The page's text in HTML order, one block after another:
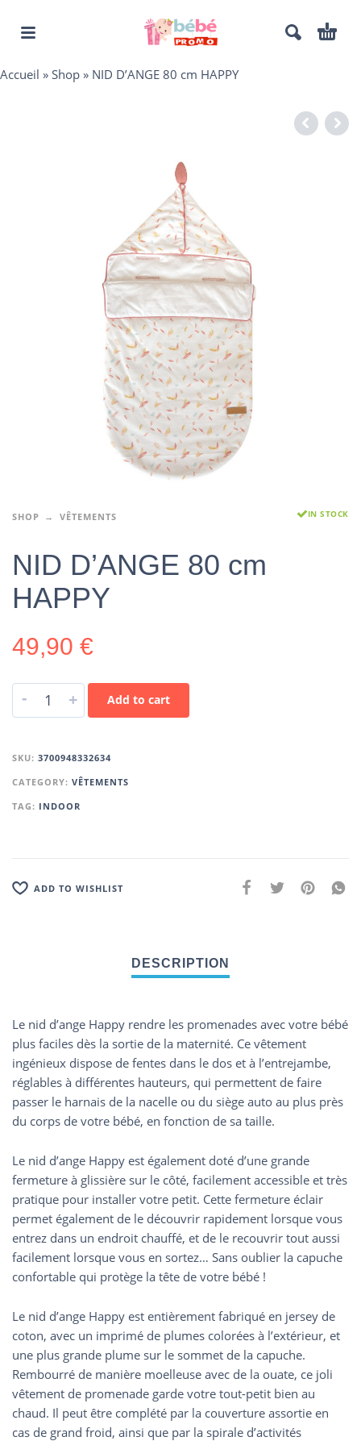
Accueil » Shop » NID D’ANGE 80 cm HAPPY
SHOP VÊTEMENTS IN STOCK
NID D’ANGE 80 cm
HAPPY
49,90 €
- + Add to cart
SKU: 3700948332634
CATEGORY: VÊTEMENTS
TAG: INDOOR
ADD TO WISHLIST
Le nid d’ange Happy rendre les promenades avec votre bébé
plus faciles dès la sortie de la maternité. Ce vêtement
ingénieux dispose de fentes dans le dos et à l’entrejambe,
réglables à différentes hauteurs, qui permettent de faire
passer le harnais de la nacelle ou du siège auto au plus près
du corps de votre bébé, en fonction de sa taille.
Le nid d’ange Happy est également doté d’une grande
fermeture à glissière sur le côté, facilement accessible et très
pratique pour installer votre petit. Cette fermeture éclair
permet également de le découvrir rapidement lorsque vous
entrez dans un endroit chauffé, et de le recouvrir tout aussi
facilement lorsque vous en sortez… Sans oublier la capuche
confortable qui protège la tête de votre bébé !
Le nid d’ange Happy est entièrement fabriqué en jersey de
coton, avec un imprimé de plumes colorées à l’extérieur, et
une plus grande plume sur le sommet de la capuche.
Rembourré de manière moelleuse avec de la ouate, ce joli
vêtement de promenade garde votre tout-petit bien au
chaud. Il peut être complété par la couverture assortie en
cas de grand froid, ainsi que par la spirale d’activités